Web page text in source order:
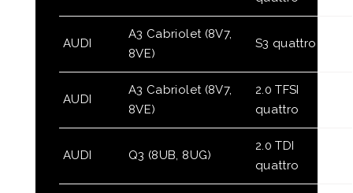
AUDI
A3 Cabriolet (8V7,
8VE)
S3 quattro
AUDI
A3 Cabriolet (8V7,
8VE)
2.0 TFSI
quattro
AUDI Q3 (8UB, 8UG)
2.0 TDI
quattro